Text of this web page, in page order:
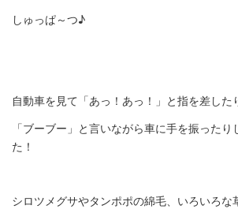
しゅっぱ～つ♪
自動車を見て「あっ！あっ！」と指を差した
「ブーブー」と言いながら車に手を振ったり
た！
シロツメグサやタンポポの綿毛、いろいろな